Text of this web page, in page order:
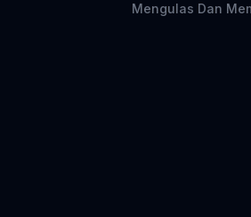
Mengulas Dan